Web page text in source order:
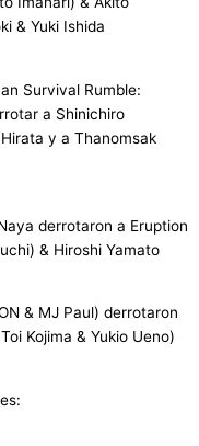
& Yuki Ishida
Survival Rumble:
a Shinichiro
y a Thanomsak
derrotaron a Eruption
& Hiroshi Yamato
& MJ Paul) derrotaron
Kojima & Yukio Ueno)